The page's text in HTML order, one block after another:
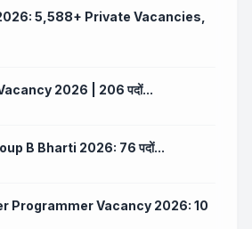
5,588+ Private Vacancies,
2026 | 206 पदों...
B Bharti 2026: 76 पदों...
Programmer Vacancy 2026: 10